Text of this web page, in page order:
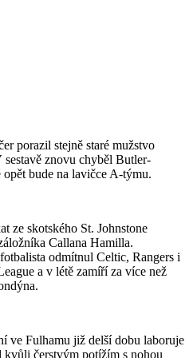
porazil stejně staré mužstvo
znovu chyběl Butler-
bude na lavičce A-týmu.
ze skotského St. Johnstone
Callana Hamilla.
odmítnul Celtic, Rangers i
a v létě zamíří za více než
ve Fulhamu již delší dobu laboruje
kvůli čerstvým potížím s nohou